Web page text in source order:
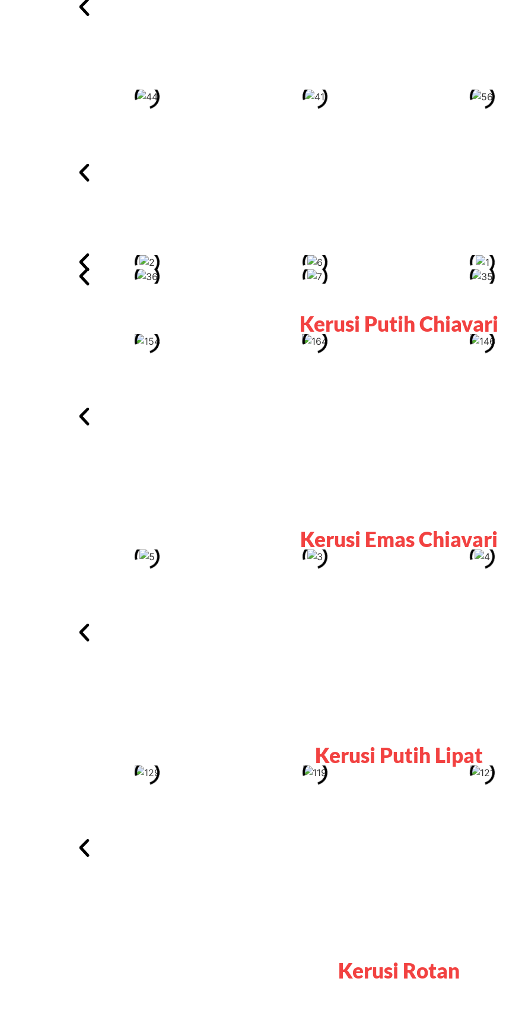
Kerusi Putih Chiavari
Kerusi Emas Chiavari
Kerusi Putih Lipat
Kerusi Rotan